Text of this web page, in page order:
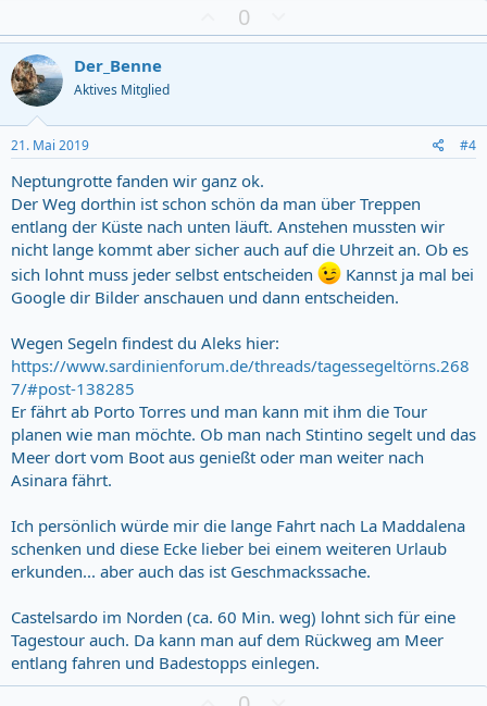
u
m
u
n
g
0
o
o
e
Der_Benne
Aktives Mitglied
21. Mai 2019 #4
Neptungrotte fanden wir ganz ok.
Der Weg dorthin ist schon schön da man über Treppen
entlang der Küste nach unten läuft. Anstehen mussten wir
nicht lange kommt aber sicher auch auf die Uhrzeit an. Ob es
sich lohnt muss jeder selbst entscheiden
Kannst ja mal bei
Google dir Bilder anschauen und dann entscheiden.
Wegen Segeln findest du Aleks hier:
https://www.sardinienforum.de/threads/tagessegeltörns.268
7/#post-138285
Er fährt ab Porto Torres und man kann mit ihm die Tour
planen wie man möchte. Ob man nach Stintino segelt und das
Meer dort vom Boot aus genießt oder man weiter nach
Asinara fährt.
Ich persönlich würde mir die lange Fahrt nach La Maddalena
schenken und diese Ecke lieber bei einem weiteren Urlaub
erkunden... aber auch das ist Geschmackssache.
Castelsardo im Norden (ca. 60 Min. weg) lohnt sich für eine
Tagestour auch. Da kann man auf dem Rückweg am Meer
entlang fahren und Badestopps einlegen.